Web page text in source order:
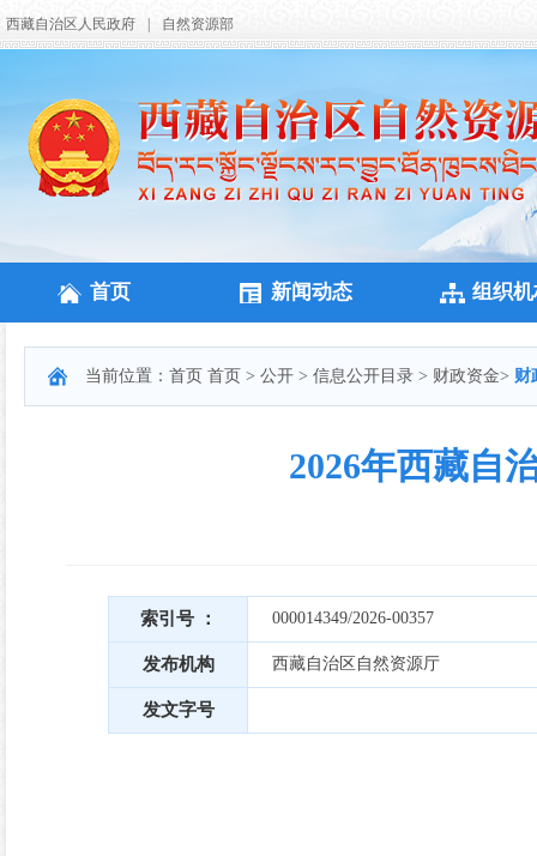
西藏自治区人民政府 自然资源部
首页 新闻动态 组织
当前位置： 首页 首页 > 公开 > 信息公开目录 > 财政资金> 财
2026年西藏自
索引号 ： 000014349/2026-00357
发布机构 西藏自治区自然资源厅
发文字号